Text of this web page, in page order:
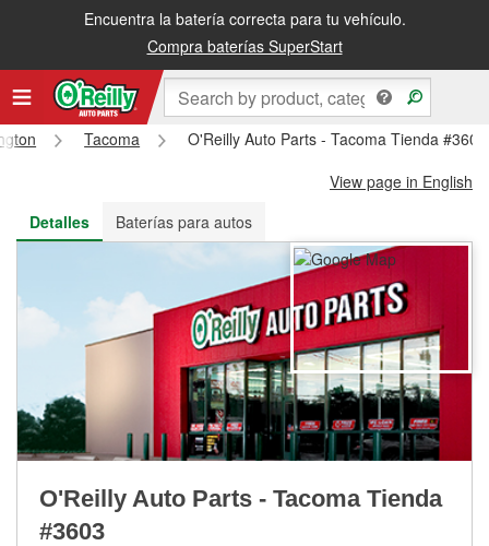
Encuentra la batería correcta para tu vehículo.
Compra baterías SuperStart
Recibe tu orden gratis al día siguiente o recógela en la tienda
Tacoma
O'Reilly Auto Parts - Tacoma Tienda #3603
View page in English
Detalles
Baterías para autos
O'Reilly Auto Parts - Tacoma Tienda
#3603